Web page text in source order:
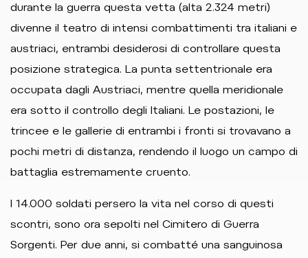
durante la guerra questa vetta (alta 2.324 metri)
divenne il teatro di intensi combattimenti tra italiani e
austriaci, entrambi desiderosi di controllare questa
posizione strategica. La punta settentrionale era
occupata dagli Austriaci, mentre quella meridionale
era sotto il controllo degli Italiani. Le postazioni, le
trincee e le gallerie di entrambi i fronti si trovavano a
pochi metri di distanza, rendendo il luogo un campo di
battaglia estremamente cruento.
I 14.000 soldati persero la vita nel corso di questi
scontri, sono ora sepolti nel Cimitero di Guerra
Sorgenti. Per due anni, si combatté una sanguinosa